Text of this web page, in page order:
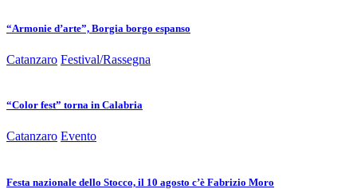
“Armonie d’arte”, Borgia borgo espanso
Catanzaro Festival/Rassegna
“Color fest” torna in Calabria
Catanzaro Evento
Festa nazionale dello Stocco, il 10 agosto c’è Fabrizio Moro